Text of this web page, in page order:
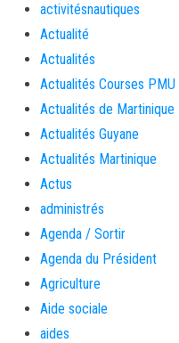
activitésnautiques
Actualité
Actualités
Actualités Courses PMU
Actualités de Martinique
Actualités Guyane
Actualités Martinique
Actus
administrés
Agenda / Sortir
Agenda du Président
Agriculture
Aide sociale
aides